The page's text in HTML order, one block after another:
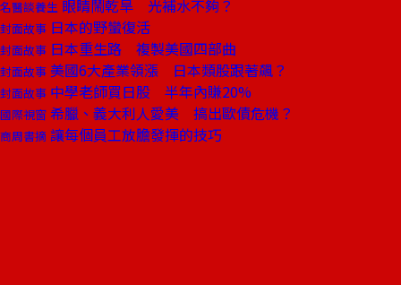
名醫談養生 眼睛鬧乾旱 光補水不夠？
封面故事 日本的野蠻復活
封面故事 日本重生路 複製美國四部曲
封面故事 美國6大產業領漲 日本類股跟著飆？
封面故事 中學老師買日股 半年內賺20%
國際視窗 希臘、義大利人愛美 搞出歐債危機？
商周書摘 讓每個員工放膽發揮的技巧